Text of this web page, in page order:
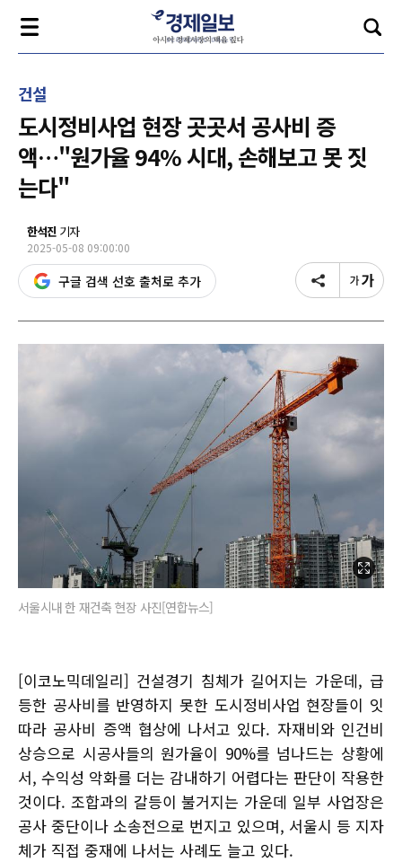
건설
도시정비사업 현장 곳곳서 공사비 증
액…"원가율 94% 시대, 손해보고 못 짓
는다"
한석진 기자
2025-05-08 09:00:00
구글 검색 선호 출처로 추가
서울시내 한 재건축 현장 사진[연합뉴스]
[이코노믹데일리] 건설경기 침체가 길어지는 가운데, 급
등한 공사비를 반영하지 못한 도시정비사업 현장들이 잇
따라 공사비 증액 협상에 나서고 있다. 자재비와 인건비
상승으로 시공사들의 원가율이 90%를 넘나드는 상황에
서, 수익성 악화를 더는 감내하기 어렵다는 판단이 작용한
것이다. 조합과의 갈등이 불거지는 가운데 일부 사업장은
공사 중단이나 소송전으로 번지고 있으며, 서울시 등 지자
체가 직접 중재에 나서는 사례도 늘고 있다.